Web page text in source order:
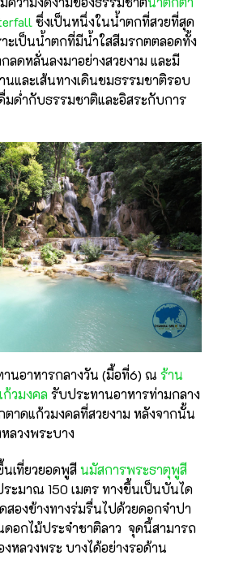
ซึ่งเป็นหนึ่งในน้ำตกที่สวยที่สุด
ะเป็นน้ำตกที่มีน้ำใสสีมรกตตลอดทั้ง
ดหลั่นลงมาอย่างสวยงาม และมี
และเส้นทางเดินชมธรรมชาติรอบ
มด่ำกับธรรมชาติและอิสระกับการ
อาหารกลางวัน (มื้อที่6) ณ ร้าน
วมงคล รับประทานอาหารท่ามกลาง
ตาดแก้วมงคลที่สวยงาม หลังจากนั้น
ลวงพระบาง
ที่ยวยอดพูสีนมัสการพระธาตุพูสี
ะมาณ 150 เมตร ทางขึ้นเป็นบันได
องข้างทางร่มรื่นไปด้วยดอกจำปา
ดอกไม้ประจำชาติลาว จุดนี้สามารถ
หลวงพระ บางได้อย่างรอด้าน